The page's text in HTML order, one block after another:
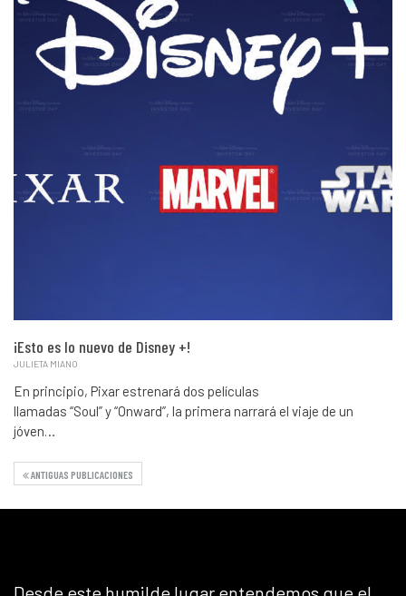
¡Esto es lo nuevo de Disney +!
JULIETA MIANO
En principio, Pixar estrenará dos películas
llamadas “Soul” y “Onward”, la primera narrará el viaje de un
jóven…
ANTIGUAS PUBLICACIONES